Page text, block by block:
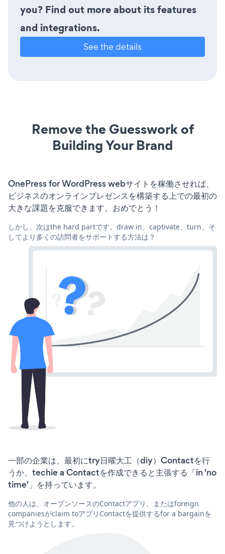
you? Find out more about its features
and integrations.
See the details
Remove the Guesswork of
Building Your Brand
OnePress for WordPress webサイトを稼働させれば、
ビジネスのオンラインプレゼンスを構築する上での最初の
大きな課題を克服できます。おめでとう！
しかし、次はthe hard partです。draw in、captivate、turn、そ
してより多くの訪問者をサポートする方法は？
一部の企業は、最初にtry日曜大工（diy）Contactを行
うか、techie a Contactを作成できると主張する「in 'no
time'」を持っています。
他の人は、オープンソースのContactアプリ、またはforeign
companiesがclaim toアプリContactを提供するfor a bargainを
見つけようとします。